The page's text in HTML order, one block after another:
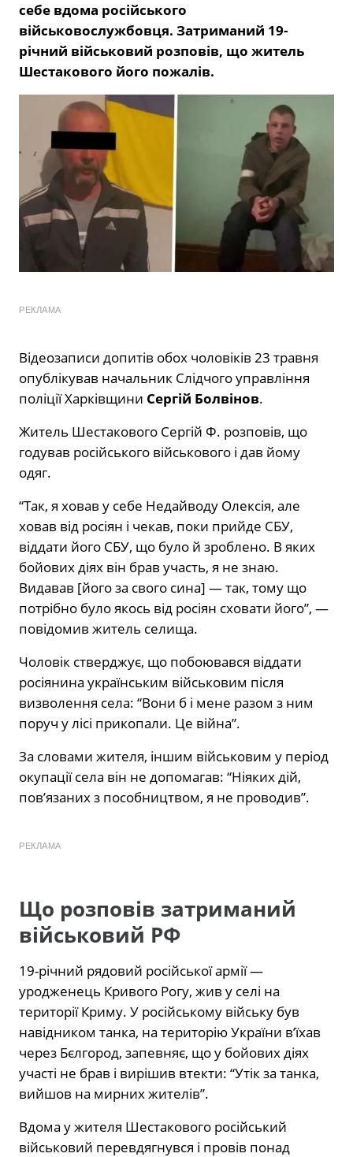
себе вдома російського
військовослужбовця. Затриманий 19-
річний військовий розповів, що житель
Шестакового його пожалів.
РЕКЛАМА
Відеозаписи допитів обох чоловіків 23 травня
опублікував начальник Слідчого управління
поліції Харківщини Сергій Болвінов.
Житель Шестакового Сергій Ф. розповів, що
годував російського військового і дав йому
одяг.
“Так, я ховав у себе Недайводу Олексія, але
ховав від росіян і чекав, поки прийде СБУ,
віддати його СБУ, що було й зроблено. В яких
бойових діях він брав участь, я не знаю.
Видавав [його за свого сина] — так, тому що
потрібно було якось від росіян сховати його”, —
повідомив житель селища.
Чоловік стверджує, що побоювався віддати
росіянина українським військовим після
визволення села: “Вони б і мене разом з ним
поруч у лісі прикопали. Це війна”.
За словами жителя, іншим військовим у період
окупації села він не допомагав: “Ніяких дій,
пов’язаних з пособництвом, я не проводив”.
РЕКЛАМА
Що розповів затриманий
військовий РФ
19-річний рядовий російської армії —
уродженець Кривого Рогу, жив у селі на
території Криму. У російському війську був
навідником танка, на територію України в’їхав
через Бєлгород, запевняє, що у бойових діях
участі не брав і вирішив втекти: “Утік за танка,
вийшов на мирних жителів”.
Вдома у жителя Шестакового російський
військовий перевдягнувся і провів понад